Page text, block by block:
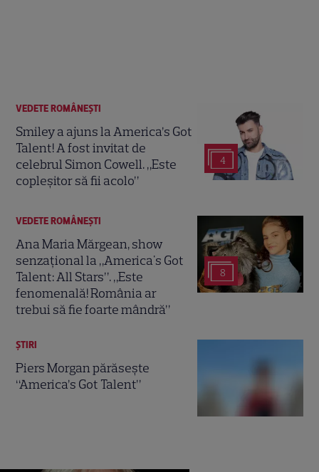
4
VEDETE ROMÂNEŞTI
Smiley a ajuns la America’s Got
Talent! A fost invitat de
celebrul Simon Cowell. „Este
copleșitor să fii acolo”
8
VEDETE ROMÂNEŞTI
Ana Maria Mărgean, show
senzațional la „America's Got
Talent: All Stars”. „Este
fenomenală! România ar
trebui să fie foarte mândră”
ȘTIRI
Piers Morgan părăseşte
“America’s Got Talent”